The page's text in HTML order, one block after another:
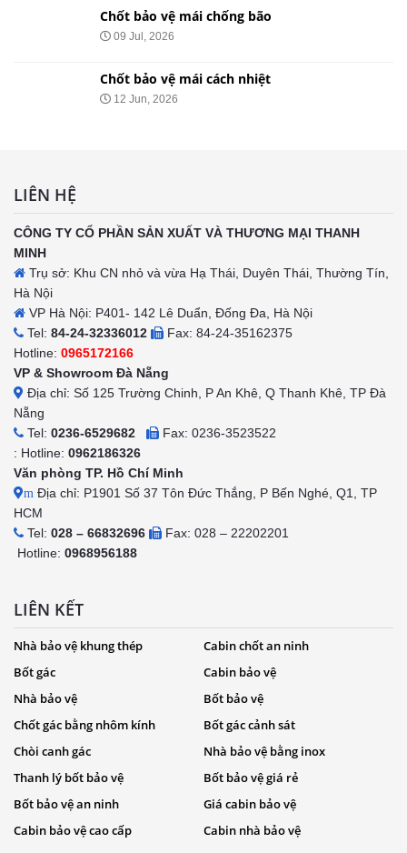
Chốt bảo vệ mái chống bão
09 Jul, 2026
Chốt bảo vệ mái cách nhiệt
12 Jun, 2026
LIÊN HỆ
CÔNG TY CỔ PHẦN SẢN XUẤT VÀ THƯƠNG MẠI THANH
MINH
Trụ sở: Khu CN nhỏ và vừa Hạ Thái, Duyên Thái, Thường Tín,
Hà Nội
VP Hà Nội: P401- 142 Lê Duẩn, Đống Đa, Hà Nội
Tel: 84-24-32336012
Fax: 84-24-35162375
Hotline: 0965172166
VP & Showroom Đà Nẵng
Địa chỉ: Số 125 Trường Chinh, P An Khê, Q Thanh Khê, TP Đà
Nẵng
Tel: 0236-6529682
Fax: 0236-3523522
: Hotline: 0962186326
Văn phòng TP. Hồ Chí Minh
m Địa chỉ: P1901 Số 37 Tôn Đức Thắng, P Bến Nghé, Q1, TP
HCM
Tel: 028 – 66832696
Fax: 028 – 22202201
Hotline: 0968956188
LIÊN KẾT
Nhà bảo vệ khung thép
Cabin chốt an ninh
Bốt gác
Cabin bảo vệ
Nhà bảo vệ
Bốt bảo vệ
Chốt gác bằng nhôm kính
Bốt gác cảnh sát
Chòi canh gác
Nhà bảo vệ bằng inox
Thanh lý bốt bảo vệ
Bốt bảo vệ giá rẻ
Bốt bảo vệ an ninh
Giá cabin bảo vệ
Cabin bảo vệ cao cấp
Cabin nhà bảo vệ